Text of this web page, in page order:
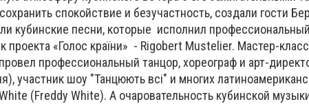
спокойствие и безучастность, создали гости
кубинские песни, которые исполнил
проекта «Голос країни» - Rigobert Mustelier. Мастер-
профессиональный танцор, хореограф и арт-
участник шоу "Танцюють всі" и многих
(Freddy White). А очаровательность кубинской